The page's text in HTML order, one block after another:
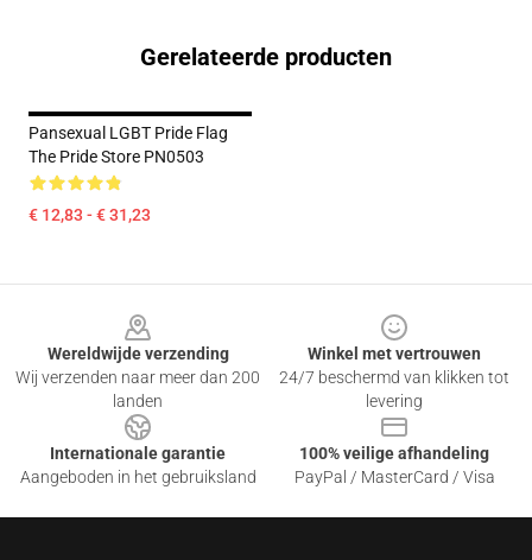
Gerelateerde producten
Pansexual LGBT Pride Flag
The Pride Store PN0503
€ 12,83 - € 31,23
Wereldwijde verzending
Wij verzenden naar meer dan 200
landen
Winkel met vertrouwen
24/7 beschermd van klikken tot
levering
Internationale garantie
Aangeboden in het gebruiksland
100% veilige afhandeling
PayPal / MasterCard / Visa